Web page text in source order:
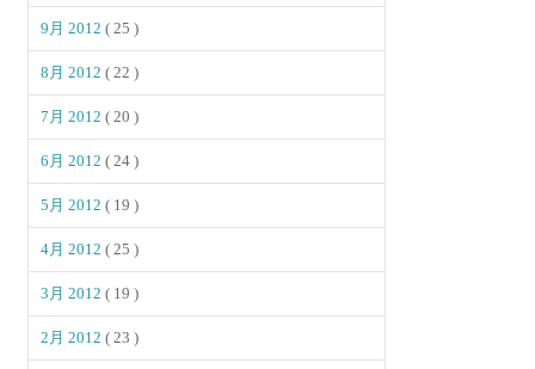
9月 2012( 25 )
8月 2012( 22 )
7月 2012( 20 )
6月 2012( 24 )
5月 2012( 19 )
4月 2012( 25 )
3月 2012( 19 )
2月 2012( 23 )